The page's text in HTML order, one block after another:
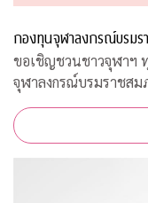
กองทุนจุฬาลงกรณ์บรมร
ขอเชิญชวนชาวจุฬาฯ
จุฬาลงกรณ์บรมราชส